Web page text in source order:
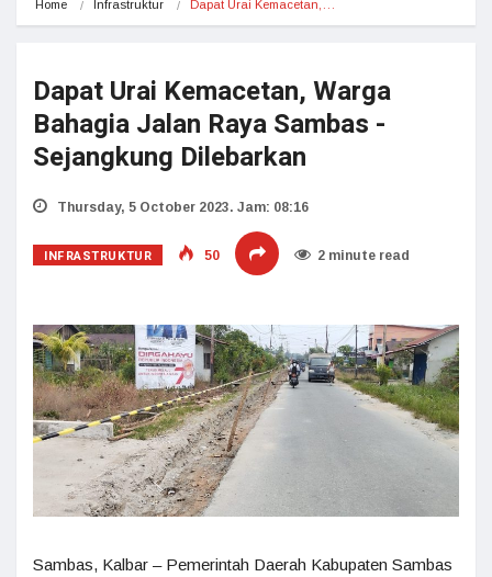
Home Infrastruktur Dapat Urai Kemacetan,…
Dapat Urai Kemacetan, Warga
Bahagia Jalan Raya Sambas -
Sejangkung Dilebarkan
Thursday, 5 October 2023. Jam: 08:16
INFRASTRUKTUR 50 2 minute read
Sambas, Kalbar – Pemerintah Daerah Kabupaten Sambas